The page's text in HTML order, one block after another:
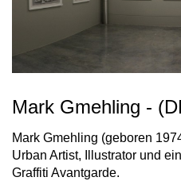
Mark Gmehling -
Mark Gmehling (geboren
Urban Artist, Illustrator und
Graffiti Avantgarde.